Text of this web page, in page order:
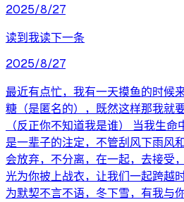
2025/8/27
读到我读下一条
2025/8/27
最近有点忙，我有一天摸鱼的时候
糖（是匿名的），既然这样那我就
（反正你不知道我是谁） 当我生
是一辈子的注定，不管刮风下雨风
会放弃，不分离，在一起，去接受
光为你披上战衣，让我们一起跨越
为默契不言不语，冬下雪，有我与